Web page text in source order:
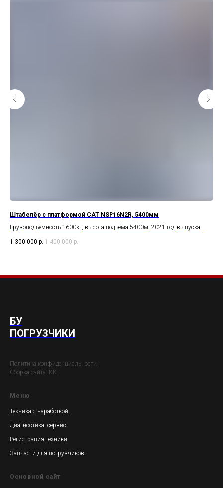
Штабелёр с платформой CAT NSP16N2R, 5400мм
Грузоподъёмность 1600кг, высота подъёма 5400м, 2021 год выпуска
1 300 000 р. 1 400 000 р.
БУ
ПОГРУЗЧИКИ
Политика конфиденциальности
Сборка сайта: КК
Меню
Техника с наработкой
Диагностика, сервис
Регистрация техники
Запчасти для погрузчиков
Основной сайт